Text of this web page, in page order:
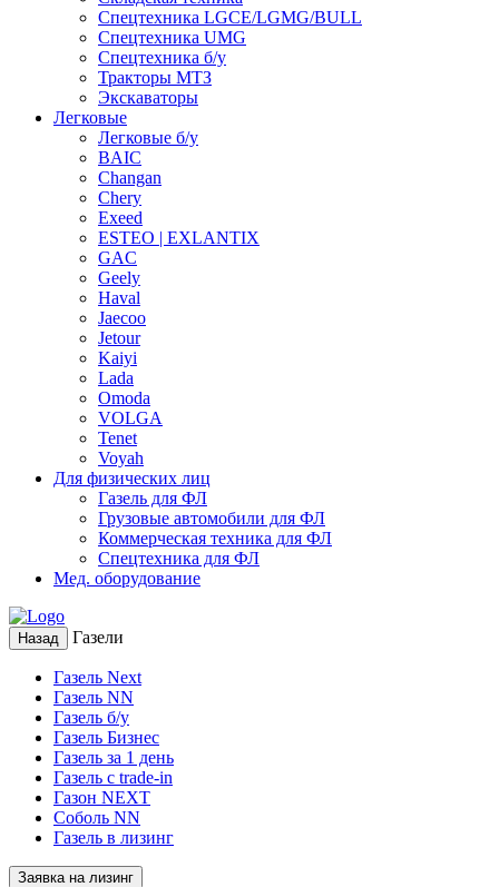
Спецтехника LGCE/LGMG/BULL
Спецтехника UMG
Спецтехника б/у
Тракторы МТЗ
Экскаваторы
Легковые
Легковые б/у
BAIC
Changan
Chery
Exeed
ESTEO | EXLANTIX
GAC
Geely
Haval
Jaecoo
Jetour
Kaiyi
Lada
Omoda
VOLGA
Tenet
Voyah
Для физических лиц
Газель для ФЛ
Грузовые автомобили для ФЛ
Коммерческая техника для ФЛ
Спецтехника для ФЛ
Мед. оборудование
Назад Газели
Газель Next
Газель NN
Газель б/у
Газель Бизнес
Газель за 1 день
Газель с trade-in
Газон NEXT
Соболь NN
Газель в лизинг
Заявка на лизинг